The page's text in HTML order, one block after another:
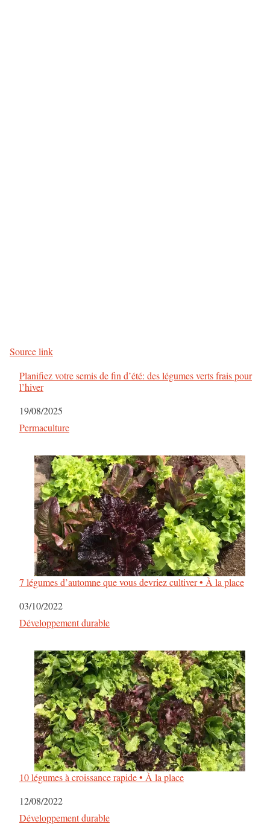
Source link
Planifiez votre semis de fin d’été: des légumes verts frais pour
l’hiver
Date
19/08/2025
Par rapport à
Permaculture
7 légumes d’automne que vous devriez cultiver • À la place
Date
03/10/2022
Par rapport à
Développement durable
10 légumes à croissance rapide • À la place
Date
12/08/2022
Par rapport à
Développement durable